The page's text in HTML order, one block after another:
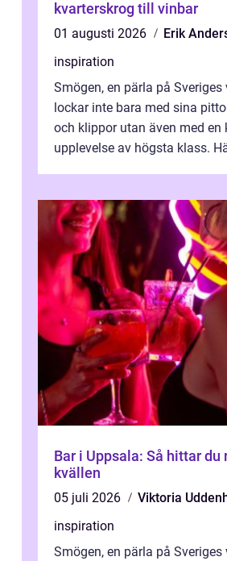
kvarterskrog till vinbar
01 augusti 2026
Erik
inspiration
Smögen, en pärla på Sveriges
lockar inte bara med sina
och klippor utan även med en
upplevelse av högsta klass.
Bar i Uppsala: Så hittar
kvällen
05 juli 2026
Viktoria
inspiration
Smögen, en pärla på Sveriges